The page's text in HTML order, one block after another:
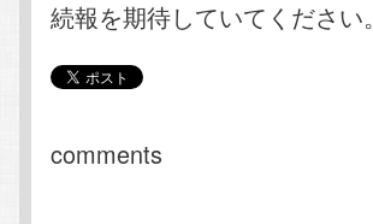
続報を期待していてください。
comments